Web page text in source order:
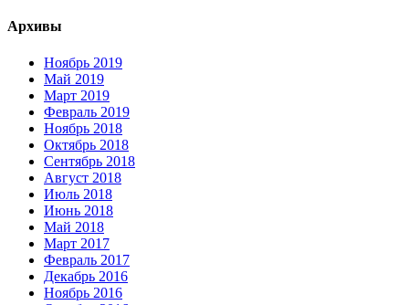
Архивы
Ноябрь 2019
Май 2019
Март 2019
Февраль 2019
Ноябрь 2018
Октябрь 2018
Сентябрь 2018
Август 2018
Июль 2018
Июнь 2018
Май 2018
Март 2017
Февраль 2017
Декабрь 2016
Ноябрь 2016